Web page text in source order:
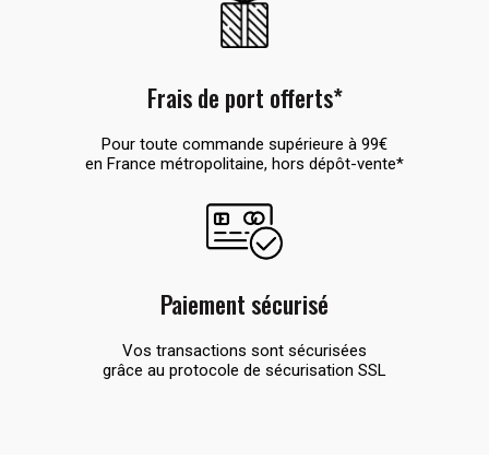
Frais de port offerts*
Pour toute commande supérieure à 99€
en France métropolitaine, hors dépôt-vente*
Paiement sécurisé
Vos transactions sont sécurisées
grâce au protocole de sécurisation SSL